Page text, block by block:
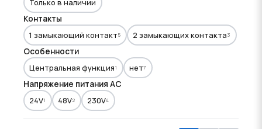
Контакты
1 замыкающий контакт5 2 замыкающих контакта3
Особенности
Центральная функция1 нет7
Напряжение питания АС
24V1 48V2 230V4